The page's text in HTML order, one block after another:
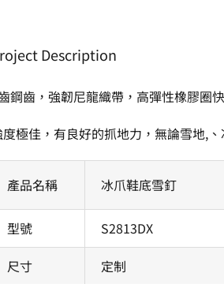
Description
鋼齒，強韌尼龍織帶，高彈性橡膠圈
極佳，有良好的抓地力，無論雪地,
產品名稱 冰爪鞋底雪釘
型號
S2813DX
尺寸
定制